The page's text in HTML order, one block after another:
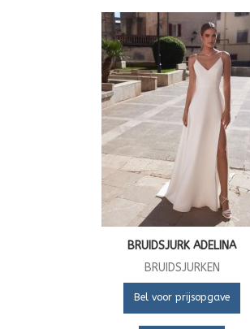
BRUIDSJURK ADELINA
BRUIDSJURKEN
Bel voor prijsopgave